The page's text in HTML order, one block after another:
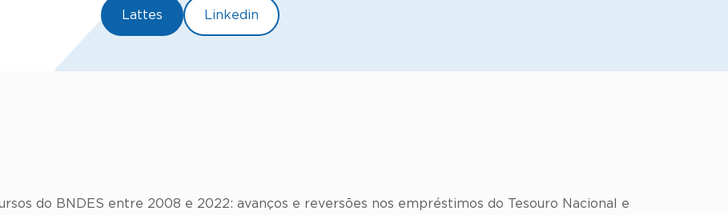
Lattes Linkedin
do BNDES entre 2008 e 2022: avanços e reversões nos empréstimos do Tesouro Nacional e